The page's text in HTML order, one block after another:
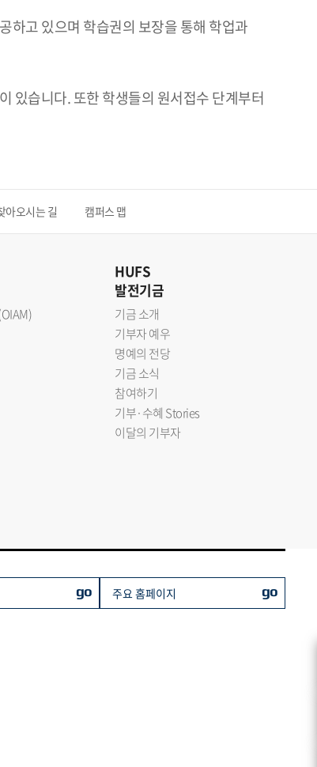
하고 있으며 학습권의 보장을 통해 학업과
있습니다. 또한 학생들의 원서접수 단계부터
아오시는 길 캠퍼스 맵
HUFS
발전기금
기금 소개
기부자 예우
명예의 전당
기금 소식
참여하기
기부·수혜 Stories
이달의 기부자
go 주요 홈페이지 go